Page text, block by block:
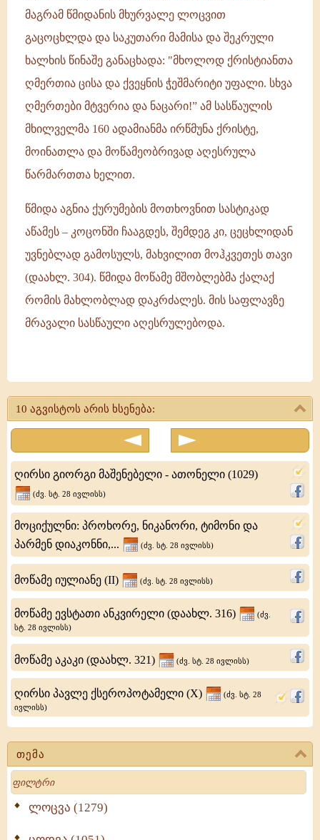
თემა
Search
ლოცვა (1279)
მაგრამ წმიდანის მხურვალე ლოცვით
გაცოცხლდა და საკუთარი მამისა და შეკრული
ხალხის წინაშე განაცხადა: "მხოლოდ ქრისტიანთა
ღმერთია ცისა და ქვეყნის ჭეშმარიტი უფალი. სხვა
ღმერთები მტვერია და ნაცარი!” ამ სასწაულის
მხილველმა 160 ადამიანმა ირწმუნა ქრისტე,
მოინათლა და მოწამეობრივად აღესრულა
წარმართთა ხელით.
წმიდა აგნია ქურუმების მოთხოვნით სასტიკად
აწამეს – კოცონში ჩააგდეს, შემდეგ კი, ცეცხლიდან
უვნებლად გამოსულს, მახვილით მოჰკვეთეს თავი
(დაახლ. 304). წმიდა მოწამე მშობლებმა ქალაქ
რომის მახლობლად დაკრძალეს. მის საფლავზე
მრავალი სასწაული აღესრულებოდა.
აგნია
რომაელების
ოჯახში
დაიბადა
III
საუკუნეში.
წმიდანი
სიყრმიდანვე
მიენდო
10 აგვისტოს არის ხსენება:
ღირსი გიორგი მაშენებელი - ათონელი (1029)
(ძვ. სტ. 28 ივლისს)
მოციქულნი: პროხორე, ნიკანორი, ტიმონი და
პარმენ დიაკონნი,...
(ძვ. სტ. 28 ივლისს)
მოწამე იულიანე (II) (ძვ. სტ. 28 ივლისს)
მოწამე ევსტათი ანკვირელი (დაახლ. 316)
(ძვ.
სტ. 28 ივლისს)
მოწამე აკაკი (დაახლ. 321) (ძვ. სტ. 28 ივლისს)
ღირსი პავლე ქსეროპოტამელი (X)
(ძვ. სტ. 28
ივლისს)